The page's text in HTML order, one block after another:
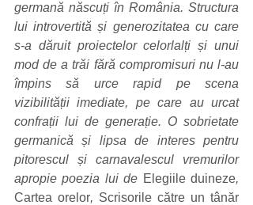
germană născuți în România. Structura
lui introvertită și generozitatea cu care
s-a dăruit proiectelor celorlalți și unui
mod de a trăi fără compromisuri nu l-au
împins să urce rapid pe scena
vizibilității imediate, pe care au urcat
confrații lui de generație. O sobrietate
germanică și lipsa de interes pentru
pitorescul și carnavalescul vremurilor
apropie poezia lui de Elegiile duineze
Cartea orelor, Scrisorile către un tânăr